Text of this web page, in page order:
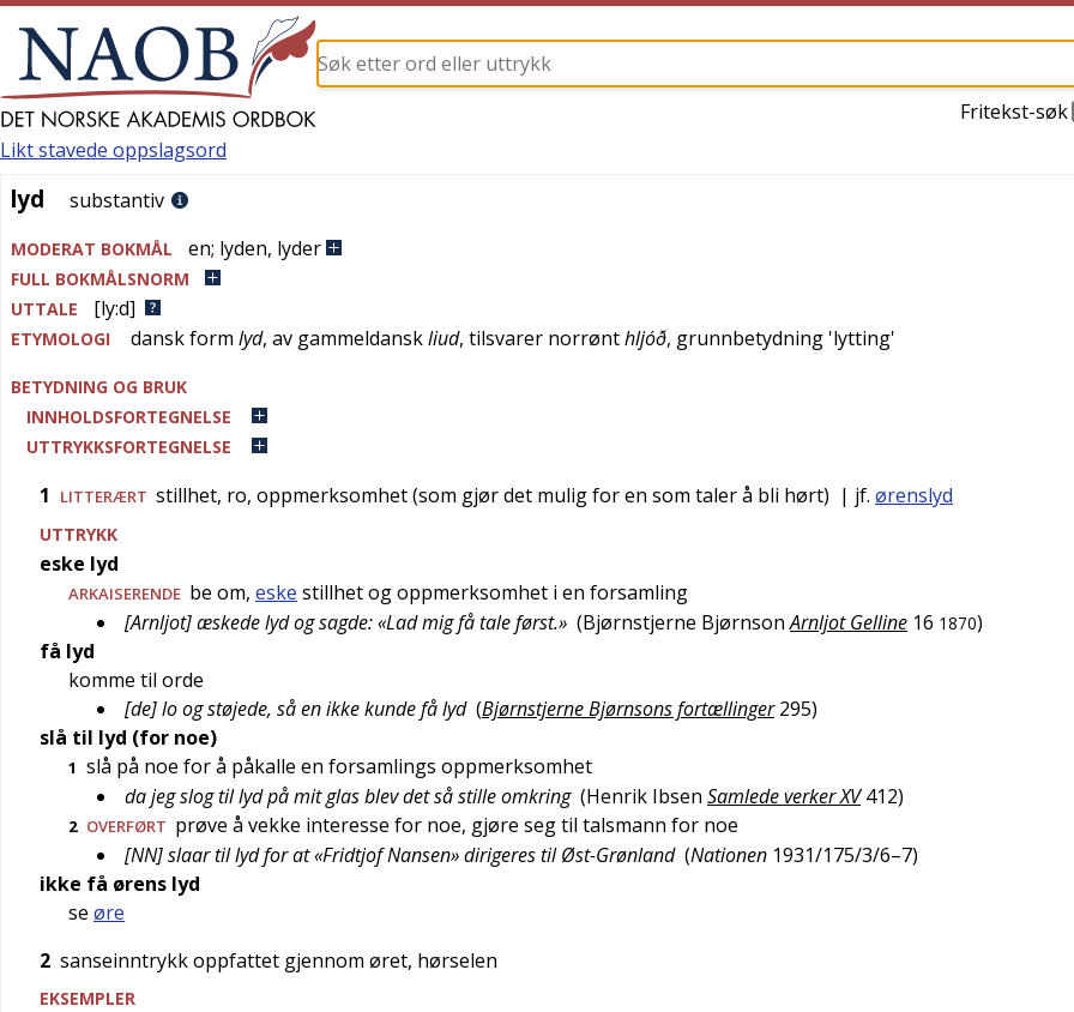
Fritekst-søk
lyd
Likt stavede oppslagsord
lyd substantiv
MODERAT BOKMÅL en; lyden, lyder
FULL BOKMÅLSNORM
UTTALE
[ly:d]
ETYMOLOGI danskform lyd, av gammeldanskliud, tilsvarer norrønthljóð, grunnbetydning 'lytting'
BETYDNING OG BRUK
INNHOLDSFORTEGNELSE
UTTRYKKSFORTEGNELSE
1 LITTERÆRT stillhet, ro, oppmerksomhet (som gjør det mulig for en som taler å bli hørt) | jf. ørenslyd
UTTRYKK
eske lyd
ARKAISERENDE be om, eske stillhet og oppmerksomhet i en forsamling
[Arnljot] æskede lyd og sagde: «Lad mig få tale først.» (Bjørnstjerne Bjørnson Arnljot Gelline 16 1870)
få lyd
komme til orde
[de] lo og støjede, så en ikke kunde få lyd (Bjørnstjerne Bjørnsons fortællinger 295)
slå til lyd (for noe)
1 slå på noe for å påkalle en forsamlings oppmerksomhet
da jeg slog til lyd på mit glas blev det så stille omkring (Henrik Ibsen Samlede verker XV 412)
2 OVERFØRT prøve å vekke interesse for noe, gjøre seg til talsmann for noe
[NN] slaar til lyd for at «Fridtjof Nansen» dirigeres til Øst-Grønland (Nationen 1931/175/3/6–7)
ikke få ørens lyd
se øre
2 sanseinntrykk oppfattet gjennom øret, hørselen
EKSEMPLER